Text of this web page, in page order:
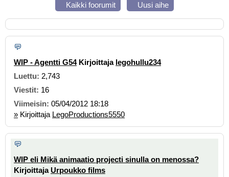
Kaikki foorumit Uusi aihe
WIP - Agentti G54 Kirjoittaja legohullu234
2,743
16
05/04/2012 18:18
» Kirjoittaja LegoProductions5550
WIP eli Mikä animaatio projecti sinulla on menossa?
Kirjoittaja Urpoukko films